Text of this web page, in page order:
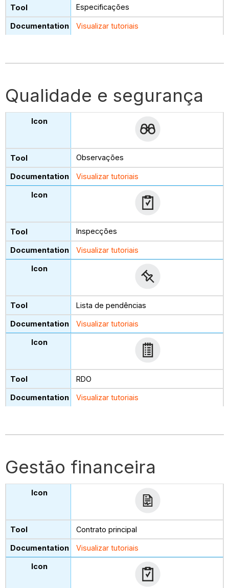
Especificações
Visualizar tutoriais
Qualidade e segurança
Observações
Visualizar tutoriais
Inspecções
Visualizar tutoriais
Lista de pendências
Visualizar tutoriais
RDO
Visualizar tutoriais
Gestão financeira
Contrato principal
Visualizar tutoriais